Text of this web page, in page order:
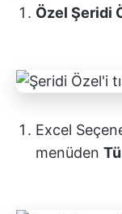
Özel Şeridi
Excel
menüden